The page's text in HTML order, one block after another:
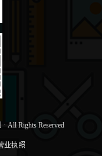
· All Rights Reserved
业执照